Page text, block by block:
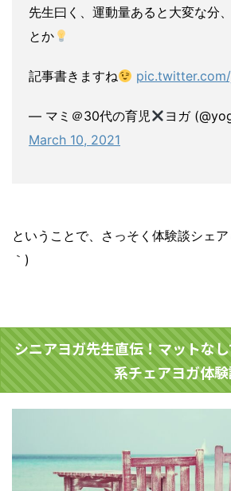
先生曰く、運動量あると大変な分
とか
記事書きますね
— マミ＠30代の育児
ヨガ
March 10, 2021
ということで、さっそく体験談シェ
｀)
シニアヨガ先生直伝！マットな
系チェアヨガ体